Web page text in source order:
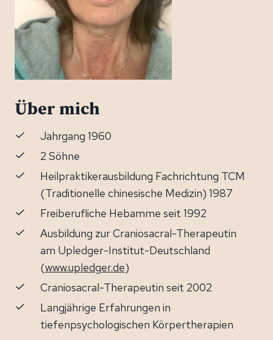
Über mich
Jahrgang 1960
2 Söhne
Heilpraktikerausbildung Fachrichtung TCM
(Traditionelle chinesische Medizin) 1987
Freiberufliche Hebamme seit 1992
Ausbildung zur Craniosacral-Therapeutin
am Upledger-Institut-Deutschland
(www.upledger.de)
Craniosacral-Therapeutin seit 2002
Langjährige Erfahrungen in
tiefenpsychologischen Körpertherapien